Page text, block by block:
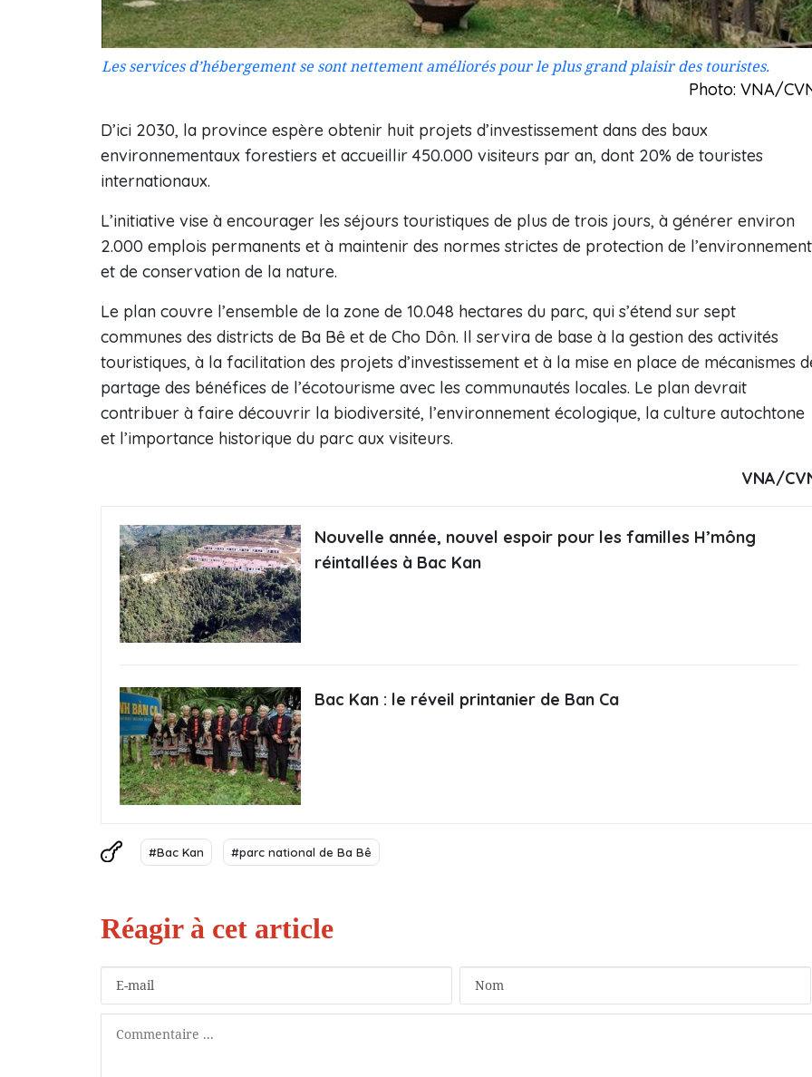
Les services d’hébergement se sont nettement améliorés pour le plus grand plaisir des touristes.
Photo: VNA/
D’ici 2030, la province espère obtenir huit projets d’investissement dans des baux
environnementaux forestiers et accueillir 450.000 visiteurs par an, dont 20% de touristes
internationaux.
L’initiative vise à encourager les séjours touristiques de plus de trois jours, à générer environ
2.000 emplois permanents et à maintenir des normes strictes de protection de l’environnement
et de conservation de la nature.
Le plan couvre l’ensemble de la zone de 10.048 hectares du parc, qui s’étend sur sept
communes des districts de Ba Bê et de Cho Dôn. Il servira de base à la gestion des activités
touristiques, à la facilitation des projets d’investissement et à la mise en place de mécanismes
partage des bénéfices de l’écotourisme avec les communautés locales. Le plan devrait
contribuer à faire découvrir la biodiversité, l’environnement écologique, la culture autochtone
et l’importance historique du parc aux visiteurs.
VNA/
Nouvelle année, nouvel espoir pour les familles H’mông
réintallées à Bac Kan
Bac Kan : le réveil printanier de Ban Ca
#Bac Kan #parc national de Ba Bê